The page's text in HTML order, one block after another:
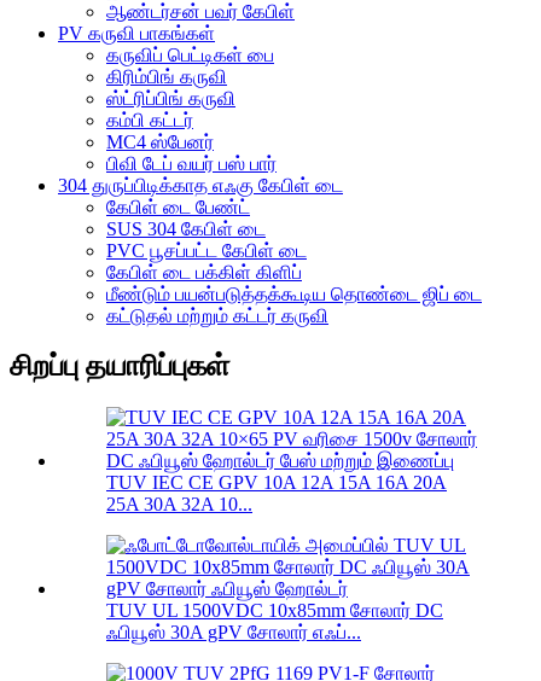
ஆண்டர்சன் பவர் கேபிள்
PV கருவி பாகங்கள்
கருவிப் பெட்டிகள் பை
கிரிம்பிங் கருவி
ஸ்ட்ரிப்பிங் கருவி
கம்பி கட்டர்
MC4 ஸ்பேனர்
பிவி டேப் வயர் பஸ் பார்
304 துருப்பிடிக்காத எஃகு கேபிள் டை
கேபிள் டை பேண்ட்
SUS 304 கேபிள் டை
PVC பூசப்பட்ட கேபிள் டை
கேபிள் டை பக்கிள் கிளிப்
மீண்டும் பயன்படுத்தக்கூடிய தொண்டை ஜிப் டை
கட்டுதல் மற்றும் கட்டர் கருவி
சிறப்பு தயாரிப்புகள்
TUV IEC CE GPV 10A 12A 15A 16A 20A
25A 30A 32A 10...
TUV UL 1500VDC 10x85mm சோலார் DC
ஃபியூஸ் 30A gPV சோலார் எஃப்...